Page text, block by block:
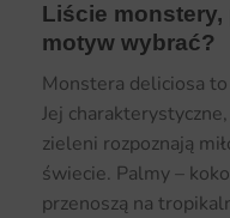
Liście monstery,
motyw wybrać?
Monstera deliciosa
Jej
zieleni rozpoznają
świecie. Palmy –
przenoszą na